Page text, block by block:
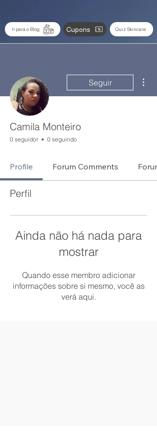
Ir para o Blog Cupons Quiz Skincare
Seguir
Camila Monteiro
0 seguidor 0 seguindo
Profile Forum Comments
Perfil
Ainda não há nada para
mostrar
Quando esse membro adicionar
informações sobre si mesmo, você as
verá aqui.